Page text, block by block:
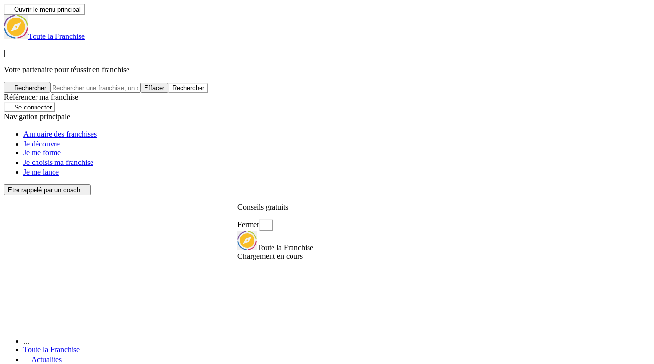
Ouvrir le menu principal
Toute la Franchise
|
Votre partenaire pour réussir en franchise
Rechercher Effacer Rechercher
Référencer ma franchise
Se connecter
Navigation principale
Annuaire des franchises
Je découvre
Je me forme
Je choisis ma franchise
Je me lance
Etre rappelé par un coach
Conseils gratuits
Fermer
Toute la Franchise
Chargement en cours
...
Toute la Franchise
Actualites